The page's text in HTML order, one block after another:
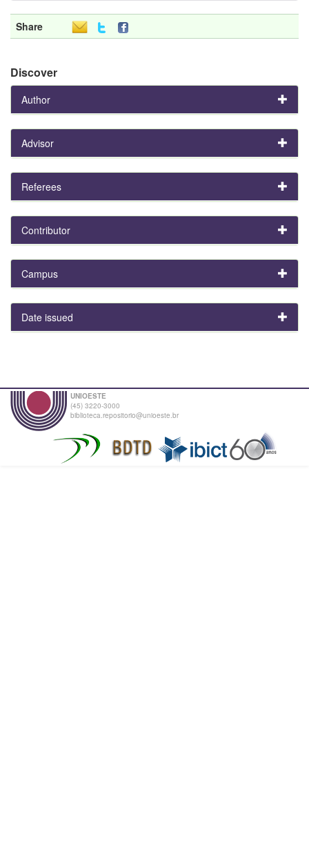
Share
Discover
Author
Advisor
Referees
Contributor
Campus
Date issued
UNIOESTE
(45) 3220-3000
biblioteca.repositorio@unioeste.br